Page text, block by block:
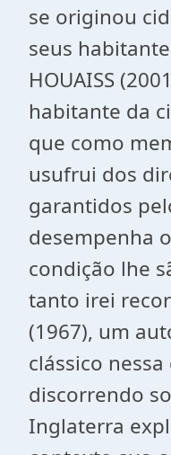
se originou
seus
HOUAISS
habitante da
que como
usufrui dos
garantidos
desempenha
condição lhe
tanto irei
(1967), um
clássico
discorrendo
Inglaterra